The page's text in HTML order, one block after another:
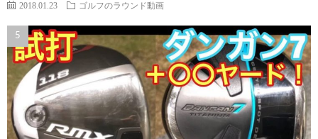
2018.01.23 ゴルフのラウンド動画